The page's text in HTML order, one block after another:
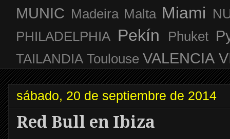
MUNIC Madeira Malta Miami
PHILADELPHIA Pekín Phuket
TAILANDIA Toulouse VALENCIA
sábado, 20 de septiembre de 2014
Red Bull en Ibiza